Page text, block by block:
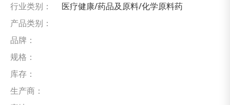
行业类别：
医疗健康/药品及原料/化学原料药
产品类别：
品牌：
规格：
库存：
生产商：